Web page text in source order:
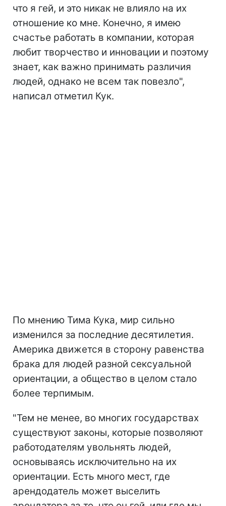
что я гей, и это никак не влияло на их
отношение ко мне. Конечно, я имею
счастье работать в компании, которая
любит творчество и инновации и поэтому
знает, как важно принимать различия
людей, однако не всем так повезло",
написал отметил Кук.
По мнению Тима Кука, мир сильно
изменился за последние десятилетия.
Америка движется в сторону равенства
брака для людей разной сексуальной
ориентации, а общество в целом стало
более терпимым.
"Тем не менее, во многих государствах
существуют законы, которые позволяют
работодателям увольнять людей,
основываясь исключительно на их
ориентации. Есть много мест, где
арендодатель может выселить